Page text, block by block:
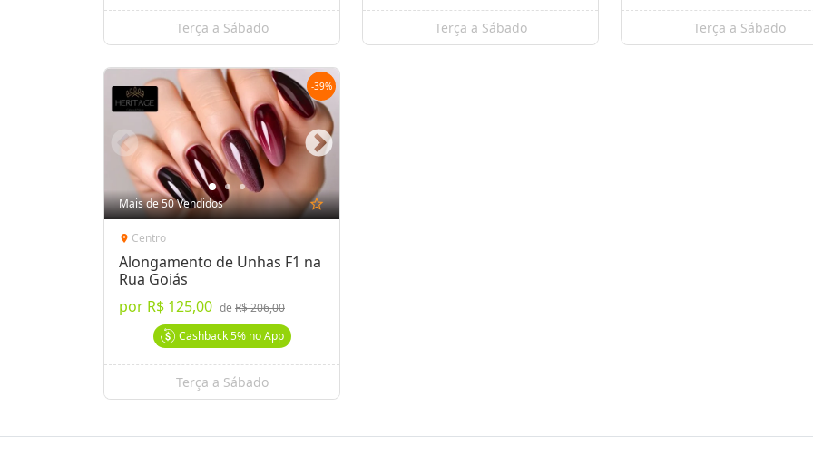
Terça a Sábado Terça a Sábado Terça a Sábado
-39%
Mais de 50 Vendidos star_outline
location_on Centro
Alongamento de Unhas F1 na
Rua Goiás
por R$ 125,00 de R$ 206,00
Cashback5%no App
Terça a Sábado